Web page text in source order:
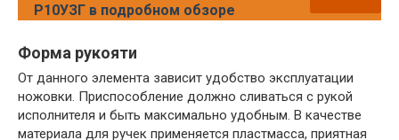
Р10УЗГ в подробном обзоре
Форма рукояти
От данного элемента зависит удобство эксплуатации
ножовки. Приспособление должно сливаться с рукой
исполнителя и быть максимально удобным. В качестве
материала для ручек применяется пластмасса, приятная